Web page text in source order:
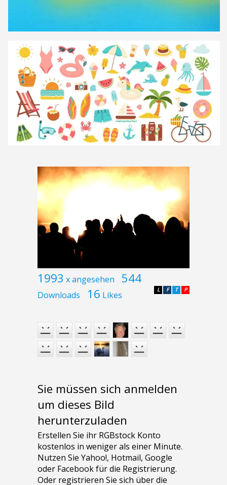
1993 x angesehen 544
Downloads 16 Likes P
T
F
L
Sie müssen sich anmelden
um dieses Bild
herunterzuladen